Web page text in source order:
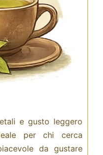
e gusto leggero
per chi cerca
da gustare